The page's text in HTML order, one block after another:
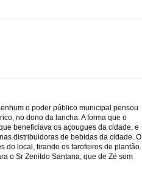
o poder público municipal pensou
no dono da lancha. A forma que o
beneficiava os açougues da cidade, e
distribuidoras de bebidas da cidade. O
do local, tirando os farofeiros de plantão.
o Sr Zenildo Santana, que de Zé som